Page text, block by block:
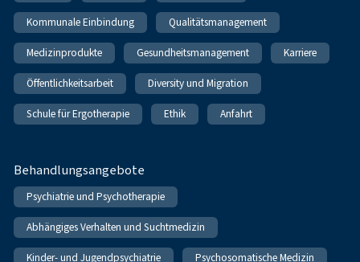
Kommunale Einbindung Qualitätsmanagement
Medizinprodukte Gesundheitsmanagement Karriere
Öffentlichkeitsarbeit Diversity und Migration
Schule für Ergotherapie Ethik Anfahrt
Behandlungsangebote
Psychiatrie und Psychotherapie
Abhängiges Verhalten und Suchtmedizin
Kinder- und Jugendpsychiatrie Psychosomatische Medizin